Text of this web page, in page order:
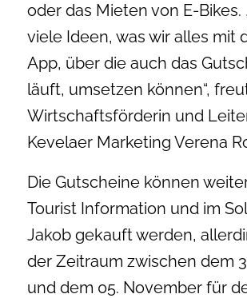
oder das Mieten von E-Bikes.
viele Ideen, was wir alles mit
App, über die auch das
läuft, umsetzen können“,
Wirtschaftsförderin und
Kevelaer Marketing Verena
Die Gutscheine können
Tourist Information und im
Jakob gekauft werden,
der Zeitraum zwischen dem
und dem 05. November für